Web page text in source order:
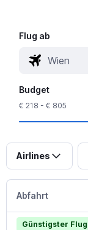
Flug ab
Budget
€ 218 - € 805
Airlines
Abfahrt
Günstigster Flug